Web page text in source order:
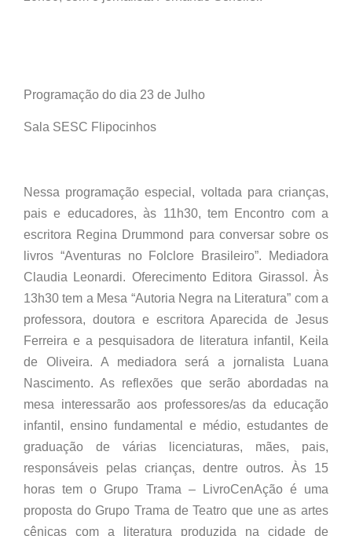
Programação do dia 23 de Julho
Sala SESC Flipocinhos
Nessa programação especial, voltada para crianças,
pais e educadores, às 11h30, tem Encontro com a
escritora Regina Drummond para conversar sobre os
livros “Aventuras no Folclore Brasileiro”. Mediadora
Claudia Leonardi. Oferecimento Editora Girassol. Às
13h30 tem a Mesa “Autoria Negra na Literatura” com a
professora, doutora e escritora Aparecida de Jesus
Ferreira e a pesquisadora de literatura infantil, Keila
de Oliveira. A mediadora será a jornalista Luana
Nascimento. As reflexões que serão abordadas na
mesa interessarão aos professores/as da educação
infantil, ensino fundamental e médio, estudantes de
graduação de várias licenciaturas, mães, pais,
responsáveis pelas crianças, dentre outros. Às 15
horas tem o Grupo Trama – LivroCenAção é uma
proposta do Grupo Trama de Teatro que une as artes
cênicas com a literatura produzida na cidade de